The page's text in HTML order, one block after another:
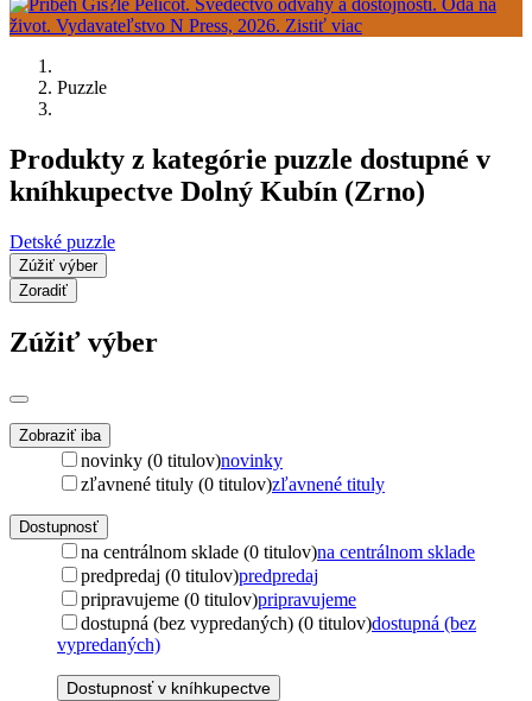
Puzzle
Produkty z kategórie puzzle dostupné v
kníhkupectve Dolný Kubín (Zrno)
Detské puzzle
Zúžiť výber
Zoradiť
Zúžiť výber
Zobraziť iba
novinky (0 titulov)novinky
zľavnené tituly (0 titulov)zľavnené tituly
Dostupnosť
na centrálnom sklade (0 titulov)na centrálnom sklade
predpredaj (0 titulov)predpredaj
pripravujeme (0 titulov)pripravujeme
dostupná (bez vypredaných) (0 titulov)dostupná (bez
vypredaných)
Dostupnosť v kníhkupectve